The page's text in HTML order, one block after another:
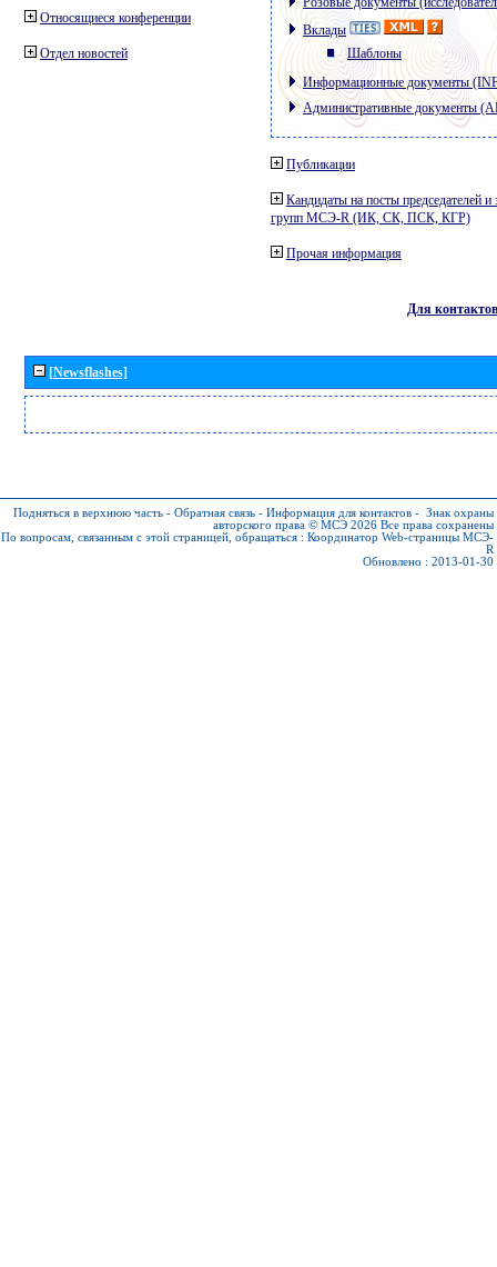
Относящиеся конференции
Отдел новостей
Вклады
Шаблоны
Информационные документы
Административные документы
Публикации
Кандидаты на посты председателей и
групп МСЭ-R (ИК, СК, ПСК, КГР)
Прочая информация
Для контактов
[Newsflashes]
Подняться в верхнюю часть - Обратная связь - Информация для контактов - Знак охраны
авторского права © МСЭ 2026 Все права сохранены
По вопросам, связанным с этой страницей, обращаться : Координатор Web-страницы МСЭ-
R
Обновлено : 2013-01-30